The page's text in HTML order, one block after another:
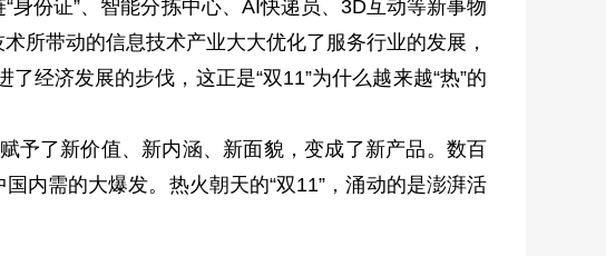
身份证”、智能分拣中心、AI快递员、3D互动等新事物
所带动的信息技术产业大大优化了服务行业的发展，
经济发展的步伐，这正是“双11”为什么越来越“热”的
予了新价值、新内涵、新面貌，变成了新产品。数百
内需的大爆发。热火朝天的“双11”，涌动的是澎湃活